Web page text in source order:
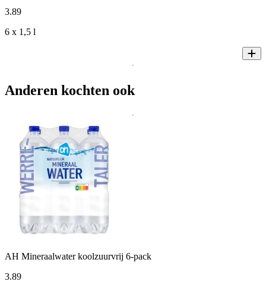
3.89
6 x 1,5 l
Anderen kochten ook
AH Mineraalwater koolzuurvrij 6-pack
3.89